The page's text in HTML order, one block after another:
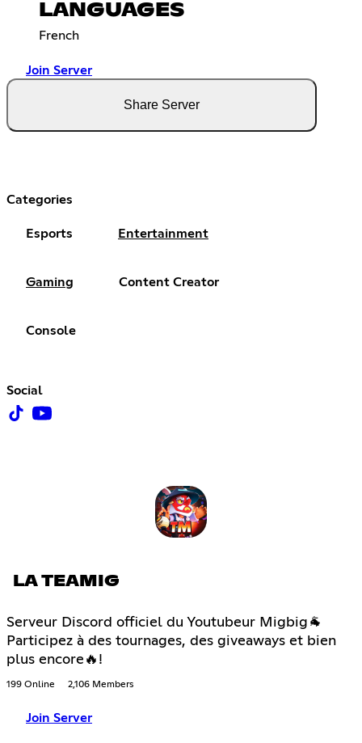
LANGUAGES
French
Join Server
Share Server
Categories
Esports Entertainment
Gaming Content Creator
Console
Social
LA TEAMIG
Serveur Discord officiel du Youtubeur Migbig🐐
Participez à des tournages, des giveaways et bien
plus encore🔥!
199 Online 2,106 Members
Join Server